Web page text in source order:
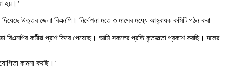
হয়।’
উত্তর জেলা বিএনপি। নির্দেশনা মতে ৩ মাসের মধ্যে আহ্বায়ক কমিটি গঠন করা
বিএনপির কর্মীরা প্রাণ ফিরে পেয়েছে। আমি সকলের প্রতি কৃতজ্ঞতা প্রকাশ করছি। দলের
কামনা করছি।’